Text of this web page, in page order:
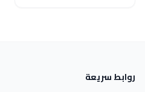
روابط سريعة